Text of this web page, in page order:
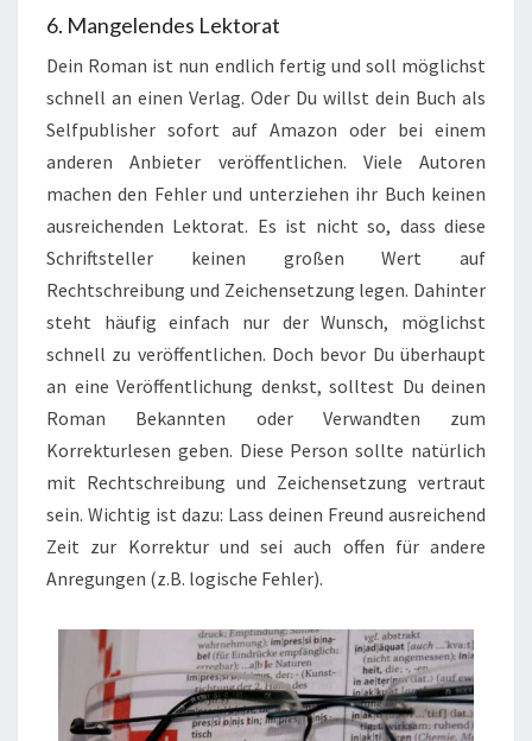
6. Mangelendes Lektorat
Dein Roman ist nun endlich fertig und soll möglichst
schnell an einen Verlag. Oder Du willst dein Buch als
Selfpublisher sofort auf Amazon oder bei einem
anderen Anbieter veröffentlichen. Viele Autoren
machen den Fehler und unterziehen ihr Buch keinen
ausreichenden Lektorat. Es ist nicht so, dass diese
Schriftsteller keinen großen Wert auf
Rechtschreibung und Zeichensetzung legen. Dahinter
steht häufig einfach nur der Wunsch, möglichst
schnell zu veröffentlichen. Doch bevor Du überhaupt
an eine Veröffentlichung denkst, solltest Du deinen
Roman Bekannten oder Verwandten zum
Korrekturlesen geben. Diese Person sollte natürlich
mit Rechtschreibung und Zeichensetzung vertraut
sein. Wichtig ist dazu: Lass deinen Freund ausreichend
Zeit zur Korrektur und sei auch offen für andere
Anregungen (z.B. logische Fehler).